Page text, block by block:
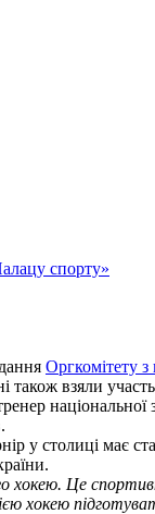
спорту»
Оргкомітету з
також взяли
національної
у столиці має
хокею. Це
хокею